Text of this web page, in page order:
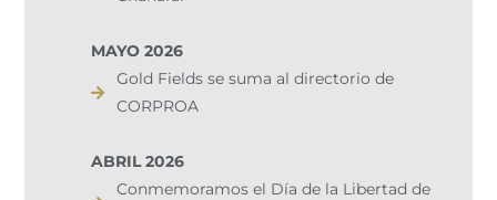
MAYO 2026
Gold Fields se suma al directorio de
CORPROA
ABRIL 2026
Conmemoramos el Día de la Libertad de